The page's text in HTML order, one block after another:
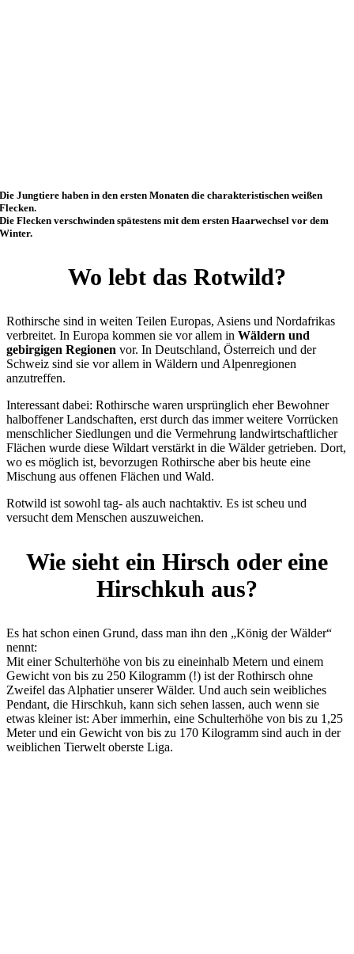
Die Jungtiere haben in den ersten Monaten die charakteristischen weißen
Flecken.
Die Flecken verschwinden spätestens mit dem ersten Haarwechsel vor dem
Winter.
Wo lebt das Rotwild?
Rothirsche sind in weiten Teilen Europas, Asiens und Nordafrikas
verbreitet. In Europa kommen sie vor allem in Wäldern und
gebirgigen Regionen vor. In Deutschland, Österreich und der
Schweiz sind sie vor allem in Wäldern und Alpenregionen
anzutreffen.
Interessant dabei: Rothirsche waren ursprünglich eher Bewohner
halboffener Landschaften, erst durch das immer weitere Vorrücken
menschlicher Siedlungen und die Vermehrung landwirtschaftlicher
Flächen wurde diese Wildart verstärkt in die Wälder getrieben. Dort,
wo es möglich ist, bevorzugen Rothirsche aber bis heute eine
Mischung aus offenen Flächen und Wald.
Rotwild ist sowohl tag- als auch nachtaktiv. Es ist scheu und
versucht dem Menschen auszuweichen.
Wie sieht ein Hirsch oder eine
Hirschkuh aus?
Es hat schon einen Grund, dass man ihn den „König der Wälder“
nennt:
Mit einer Schulterhöhe von bis zu eineinhalb Metern und einem
Gewicht von bis zu 250 Kilogramm (!) ist der Rothirsch ohne
Zweifel das Alphatier unserer Wälder. Und auch sein weibliches
Pendant, die Hirschkuh, kann sich sehen lassen, auch wenn sie
etwas kleiner ist: Aber immerhin, eine Schulterhöhe von bis zu 1,25
Meter und ein Gewicht von bis zu 170 Kilogramm sind auch in der
weiblichen Tierwelt oberste Liga.